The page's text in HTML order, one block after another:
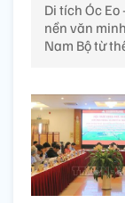
Di tích Óc
nền văn
Nam Bộ từ